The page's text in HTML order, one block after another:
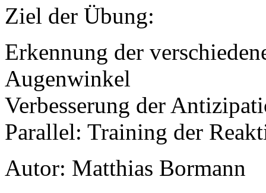
Ziel der Übung:
Erkennung der
Augenwinkel
Verbesserung der
Parallel: Training der
Autor: Matthias Bormann